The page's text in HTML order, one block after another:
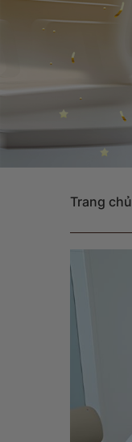
Trang chủ